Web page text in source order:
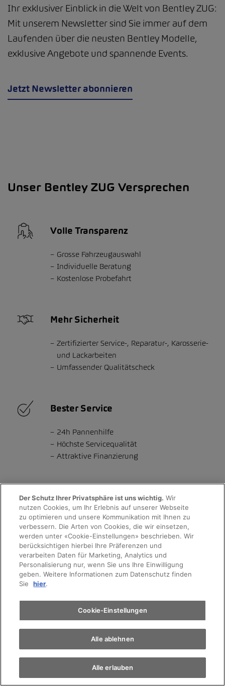
Ihr exklusiver Einblick in die Welt von Bentley ZUG:
Mit unserem Newsletter sind Sie immer auf dem
Laufenden über die neusten Bentley Modelle,
exklusive Angebote und spannende Events.
Jetzt Newsletter abonnieren
Unser Bentley ZUG Versprechen
Volle Transparenz
Grosse Fahrzeugauswahl
Individuelle Beratung
Kostenlose Probefahrt
Mehr Sicherheit
Zertifizierter Service-, Reparatur-, Karosserie-
und Lackarbeiten
Umfassender Qualitätscheck
Bester Service
24h Pannenhilfe
Höchste Servicequalität
Attraktive Finanzierung
Probefahrt
Terminvereinbarung
Auto finden
Elektromobilität
Der Schutz Ihrer Privatsphäre ist uns wichtig. Wir
nutzen Cookies, um Ihr Erlebnis auf unserer Webseite
zu optimieren und unsere Kommunikation mit Ihnen zu
verbessern. Die Arten von Cookies, die wir einsetzen,
werden unter «Cookie-Einstellungen» beschrieben. Wir
berücksichtigen hierbei Ihre Präferenzen und
verarbeiten Daten für Marketing, Analytics und
Personalisierung nur, wenn Sie uns Ihre Einwilligung
geben. Weitere Informationen zum Datenschutz finden
Sie
hier.
Cookie-Einstellungen
Alle ablehnen
Alle erlauben